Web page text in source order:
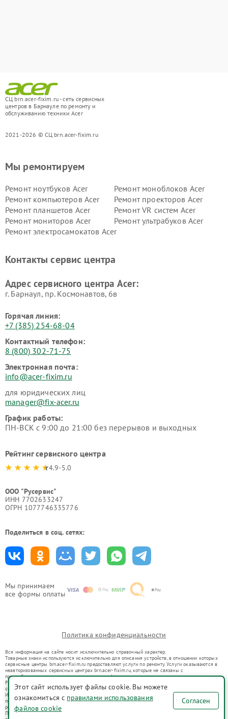
СЦ brn.acer-fixim.ru - сеть сервисных
центров в Барнауле по ремонту и
обслуживанию техники Acer
2021-2026 © СЦ brn.acer-fixim.ru
Мы принимаем
все формы оплаты
Мы ремонтируем
Ремонт ноутбуков Acer
Ремонт моноблоков Acer
Ремонт компьютеров Acer
Ремонт проекторов Acer
Ремонт планшетов Acer
Ремонт VR систем Acer
Ремонт мониторов Acer
Ремонт ультрабуков Acer
Ремонт электросамокатов Acer
Контакты сервис центра
Адрес сервисного центра Acer:
г. Барнаул, ​пр. Космонавтов, 6в
Горячая линия:
+7 (385) 254-68-04
Контактный телефон:
8 (800) 302-71-75
Электронная почта:
info@acer-fixim.ru
для юридических лиц
manager@fix-acer.ru
График работы:
ПН-ВСК с 9:00 до 21:00 без перерывов и выходных
Рейтинг сервисного центра
4.9-5.0
ООО "Русервис"
ИНН 7702633247
ОГРН 1077746335776
Поделиться в соц. сетях:
Политика конфиденциальности
Вся информация на сайте носит исключительно справочный характер.
Товарные знаки используются исключительно для описания устройств, в отношении которых
сервисные центры brn.acer-fixim.ru предоставляют услуги по ремонту. Услуги оказываются в
неавторизованных сервисных центрах brn.acer-fixim.ru, которые не связаны с
правообладателями товарных знаков или их официальными представителями.
Ремонт осуществляется для устройств, уже введенных в гражданский оборот в соответствии
со статьей 1487 ГК РФ.
Использование товарных знаков не преследует цели индивидуализации услуг или введения
потребителей в заблуждение, а служит для информирования о предоставляемых услугах по
ремонту техники указанных брендов.
Представленная на сайте информация не является публичной офертой, определяемой
Этот сайт использует файлы cookie. Вы можете
ознакомиться с правилами использования
файлов cookie
Согласен